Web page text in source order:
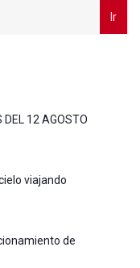
DEL 12 AGOSTO
viajando
de